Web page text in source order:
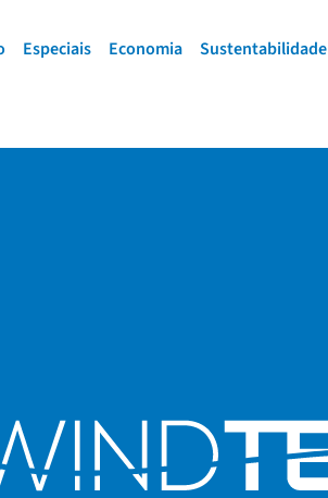
Especiais Economia Sustentabilidade